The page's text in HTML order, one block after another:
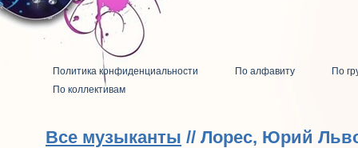
Политика конфиденциальности По алфавиту
По
По коллективам
Все музыканты // Лорес, Юрий